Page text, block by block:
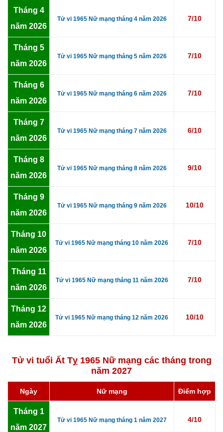
Tháng 4
năm 2026
Tử vi 1965 Nữ mạng tháng 4 năm 2026 7/10
Tháng 5
năm 2026
Tử vi 1965 Nữ mạng tháng 5 năm 2026 7/10
Tháng 6
năm 2026
Tử vi 1965 Nữ mạng tháng 6 năm 2026 7/10
Tháng 7
năm 2026
Tử vi 1965 Nữ mạng tháng 7 năm 2026 6/10
Tháng 8
năm 2026
Tử vi 1965 Nữ mạng tháng 8 năm 2026 9/10
Tháng 9
năm 2026
Tử vi 1965 Nữ mạng tháng 9 năm 2026 10/10
Tháng 10
năm 2026
Tử vi 1965 Nữ mạng tháng 10 năm 2026 7/10
Tháng 11
năm 2026
Tử vi 1965 Nữ mạng tháng 11 năm 2026 7/10
Tháng 12
năm 2026
Tử vi 1965 Nữ mạng tháng 12 năm 2026 10/10
Tử vi tuổi Ất Tỵ 1965 Nữ mạng các tháng trong
năm 2027
Ngày Nữ mạng Điểm hợp
Tháng 1
năm 2027
Tử vi 1965 Nữ mạng tháng 1 năm 2027 4/10